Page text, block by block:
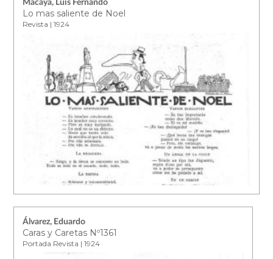
Macaya, Luis Fernando
Lo mas saliente de Noel
Revista | 1924
Álvarez, Eduardo
Caras y Caretas Nº1361
Portada Revista | 1924